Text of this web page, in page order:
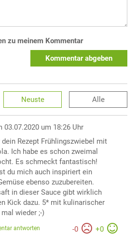
zu meinem Kommentar
Kommentar abgeben
Neuste Alle
03.07.2020 um 18:26 Uhr
Rezept Frühlingszwiebel mit
Ich habe es schon zweimal
Es schmeckt fantastisch!
du mich auch inspiriert ein
ebenso zuzubereiten.
in dieser Sauce gibt wirklich
Kick dazu. 5* mit kulinarischer
mal wieder ;-)
-0 +0
antworten